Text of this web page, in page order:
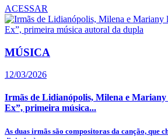
ACESSAR
MÚSICA
12/03/2026
Irmãs de Lidianópolis, Milena e Mariany
Ex”, primeira música...
As duas irmãs são compositoras da canção, que